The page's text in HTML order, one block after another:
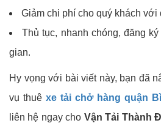
Giảm chi phí cho quý khách với
Thủ tục, nhanh chóng, đăng
gian.
Hy vọng với bài viết này, bạn đã
vụ thuê xe tải chở hàng quận
liên hệ ngay cho Vận Tải Thành